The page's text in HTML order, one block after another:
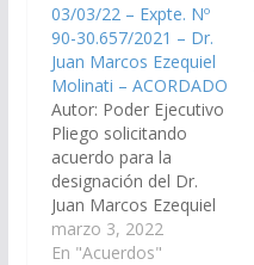
03/03/22 – Expte. Nº
90-30.657/2021 – Dr.
Juan Marcos Ezequiel
Molinati – ACORDADO
Autor: Poder Ejecutivo
Pliego solicitando
acuerdo para la
designación del Dr.
Juan Marcos Ezequiel
Molinati, D.N.I. N°
27.680.901, como Juez
marzo 3, 2022
En "Acuerdos"